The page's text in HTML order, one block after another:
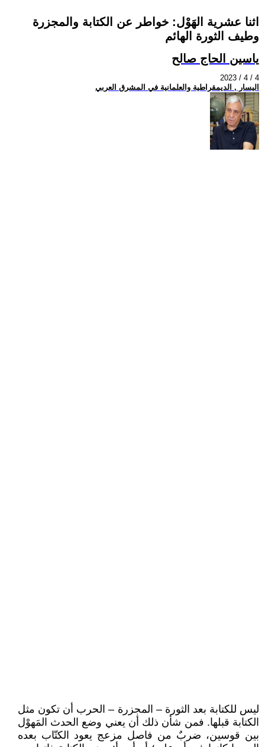
اثنا عشرية الهَوْل: خواطر عن الكتابة والمجزرة
وطيف الثورة الهائم
ياسين الحاج صالح
2023 / 4 / 4
اليسار , الديمقراطية والعلمانية في المشرق العربي
ليس للكتابة بعد الثورة – المجزرة – الحرب أن تكون مثل
الكتابة قبلها. فمن شأن ذلك أن يعني وضع الحدث المَهوْل
بين قوسين، ضربٌ من فاصل مزعج يعود الكتّاب بعده